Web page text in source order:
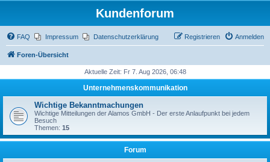
Kundenforum
FAQ Impressum Datenschutzerklärung Anmelden
Registrieren
Foren-Übersicht
Aktuelle Zeit: Fr 7. Aug 2026, 06:48
Unternehmenskommunikation
Wichtige Bekanntmachungen
Wichtige Mitteilungen der Alamos GmbH - Der erste Anlaufpunkt bei jedem
Besuch
Themen: 15
Forum